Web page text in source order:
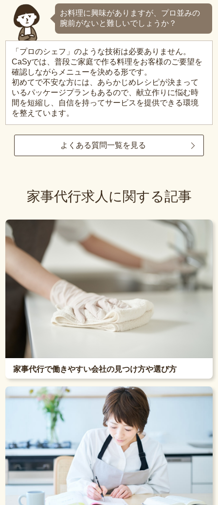
お料理に興味がありますが、プロ並みの
腕前がないと難しいでしょうか？
「プロのシェフ」のような技術は必要ありません。
CaSyでは、普段ご家庭で作る料理をお客様のご要望を
確認しながらメニューを決める形です。
初めてで不安な方には、あらかじめレシピが決まって
いるパッケージプランもあるので、献立作りに悩む時
間を短縮し、自信を持ってサービスを提供できる環境
を整えています。
よくある質問一覧を見る
家事代行求人に関する記事
家事代行で働きやすい会社の見つけ方や選び方